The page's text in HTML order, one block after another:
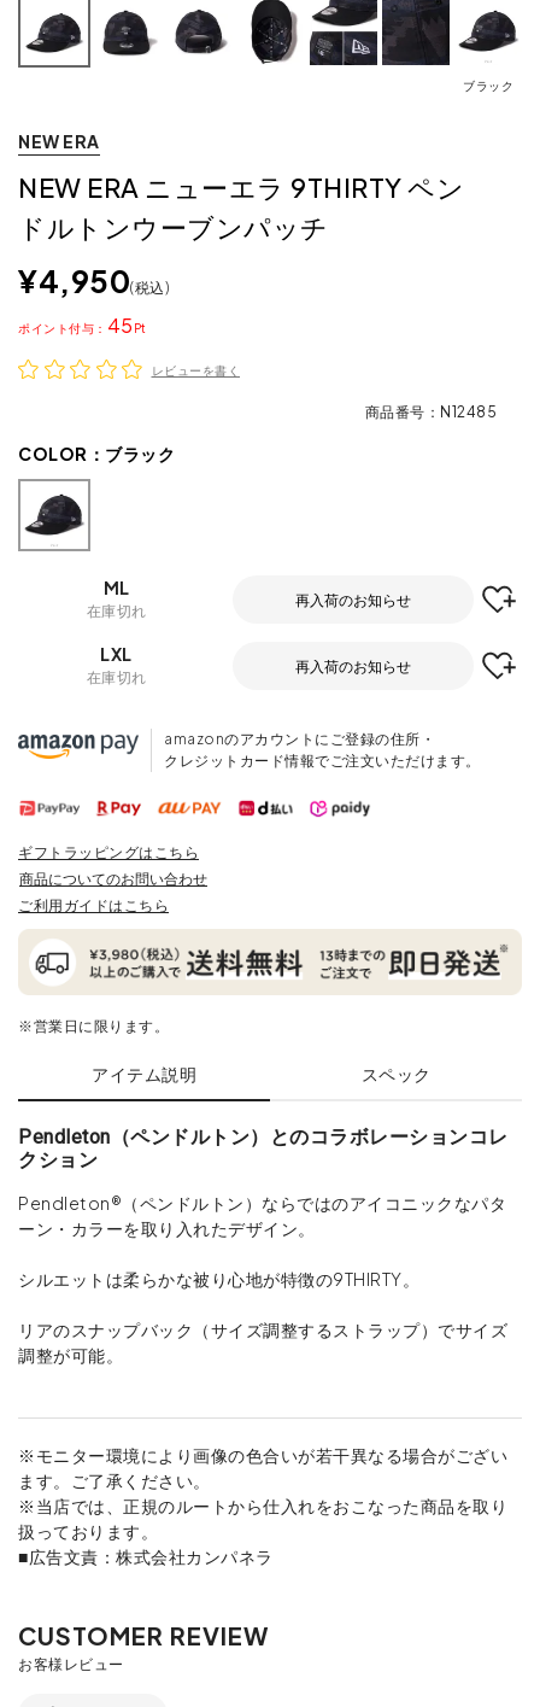
ブラック
NEW ERA
NEW ERA ニューエラ 9THIRTY ペン
ドルトンウーブンパッチ
¥4,950 税込
45
ポイント
レビューを書く
商品番号 N12485
COLOR： ブラック
ML
在庫切れ
再入荷のお知らせ
LXL
在庫切れ
再入荷のお知らせ
amazonのアカウントにご登録の住所・
クレジットカード情報でご注文いただけます。
ギフトラッピングはこちら
商品についてのお問い合わせ
ご利用ガイドはこちら
※営業日に限ります。
アイテム説明 スペック
Pendleton（ペンドルトン）とのコラボレーションコレ
クション
Pendleton®（ペンドルトン）ならではのアイコニックなパタ
ーン・カラーを取り入れたデザイン。
シルエットは柔らかな被り心地が特徴の9THIRTY。
リアのスナップバック（サイズ調整するストラップ）でサイズ
調整が可能。
※モニター環境により画像の色合いが若干異なる場合がござい
ます。ご了承ください。
※当店では、正規のルートから仕入れをおこなった商品を取り
扱っております。
■広告文責：株式会社カンパネラ